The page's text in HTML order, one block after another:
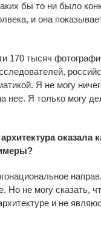
бы то ни было
и она
170 тысяч
Я не могу
нее. Я только могу
Но не могу сказать,
и не